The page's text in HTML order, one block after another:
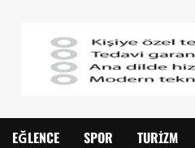
EĞLENCE SPOR TURIZM